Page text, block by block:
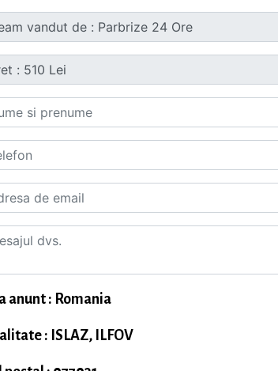
anunt : Romania
: ISLAZ, ILFOV